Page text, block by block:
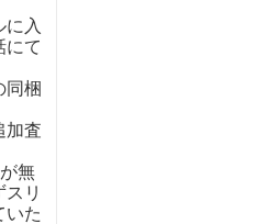
に入
にて
同梱
加査
無
リ
いた